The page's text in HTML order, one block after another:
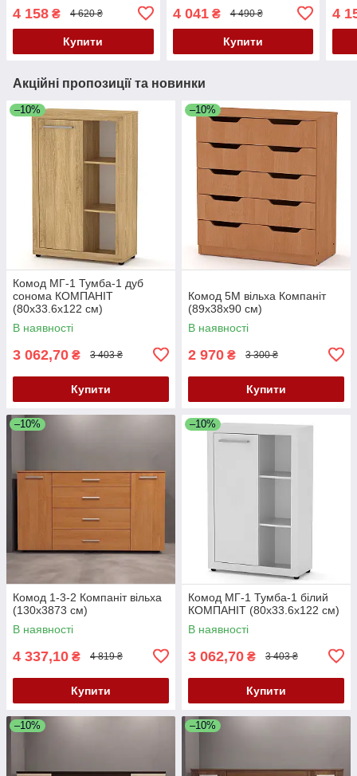
4 158 ₴ 4 620 ₴
Купити
4 041₴ 4 490 ₴
Купити
4
Акційні пропозиції та новинки
–10%
Комод МГ-1 Тумба-1 дуб
сонома КОМПАНІТ
(80х33.6х122 см)
В наявності
3 062,70 ₴ 3 403 ₴
Купити
–10%
Комод 5М вільха Компаніт
(89х38х90 см)
В наявності
2 970 ₴ 3 300 ₴
Купити
–10%
Комод 1-3-2 Компаніт вільха
(130х3873 см)
В наявності
4 337,10 ₴ 4 819 ₴
Купити
–10%
Комод МГ-1 Тумба-1 білий
КОМПАНІТ (80х33.6х122 см)
В наявності
3 062,70 ₴ 3 403 ₴
Купити
–10% –10%